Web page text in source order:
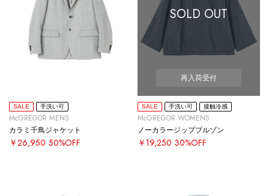
SALE 手洗い可
McGREGOR MENS
カラミ千鳥ジャケット
￥26,950 50%OFF
SOLD OUT
再入荷受付
SALE 手洗い可 接触冷感
McGREGOR WOMENS
ノーカラージップブルゾン
￥19,250 30%OFF